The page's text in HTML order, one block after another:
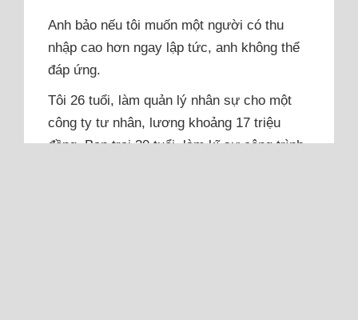
Anh bảo nếu tôi muốn một người có thu
nhập cao hơn ngay lập tức, anh không thể
đáp ứng.
Tôi 26 tuổi, làm quản lý nhân sự cho một
công ty tư nhân, lương khoảng 17 triệu
đồng. Bạn trai 30 tuổi, làm kĩ sư công trình,